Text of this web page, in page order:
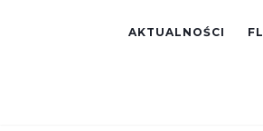
AKTUALNOŚCI